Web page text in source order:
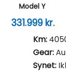
Model Y
331.999 kr.
Km:
Gear:
Synet: